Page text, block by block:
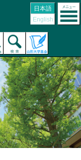
日本語
English